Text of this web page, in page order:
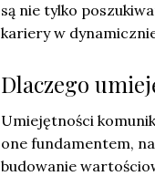
są nie tylko
kariery w
Dlaczego
Umiejętności
one fundamentem,
budowanie